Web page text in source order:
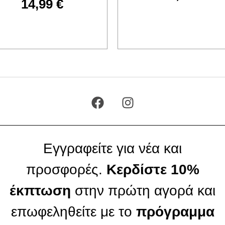
14,99 €
Εγγραφείτε για νέα και
προσφορές. Κερδίστε 10%
έκπτωση στην πρώτη αγορά και
επωφεληθείτε με το πρόγραμμα